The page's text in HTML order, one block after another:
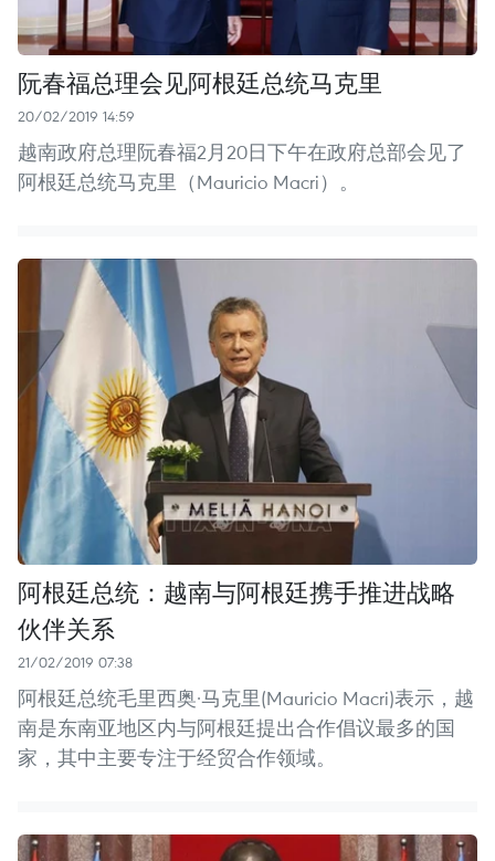
阮春福总理会见阿根廷总统马克里
20/02/2019 14:59
越南政府总理阮春福2月20日下午在政府总部会见了
阿根廷总统马克里（Mauricio Macri）。
阿根廷总统：越南与阿根廷携手推进战略
伙伴关系
21/02/2019 07:38
阿根廷总统毛里西奥·马克里(Mauricio Macri)表示，越
南是东南亚地区内与阿根廷提出合作倡议最多的国
家，其中主要专注于经贸合作领域。